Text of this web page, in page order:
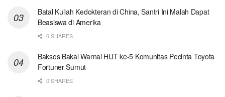
Batal Kuliah Kedokteran di China, Santri Ini Malah Dapat
Beasiswa di Amerika
0 SHARES
Baksos Bakal Warnai HUT ke-5 Komunitas Pecinta Toyota
Fortuner Sumut
0 SHARES